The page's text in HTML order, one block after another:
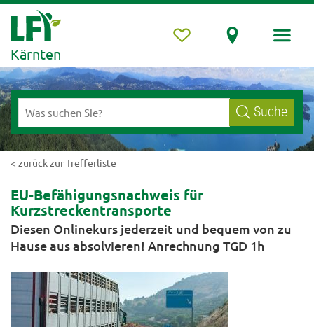
Kärnten
Suche
< zurück zur Trefferliste
EU-Befähigungsnachweis für
Kurzstreckentransporte
Diesen Onlinekurs jederzeit und bequem von zu
Hause aus absolvieren! Anrechnung TGD 1h